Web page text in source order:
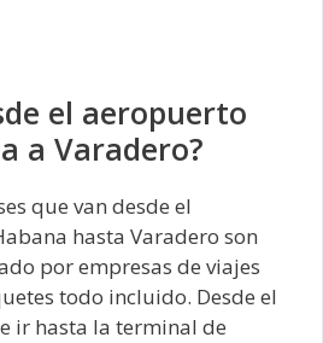
el aeropuerto
a Varadero?
que van desde el
hasta Varadero son
por empresas de viajes
todo incluido. Desde el
ir hasta la terminal de